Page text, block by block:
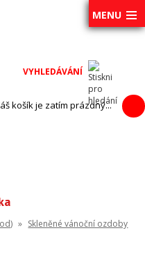
MENU
košík je zatím prázdný...
» Skleněné vánoční ozdoby